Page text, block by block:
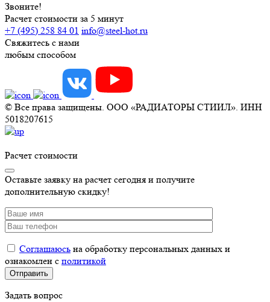
Звоните!
Расчет стоимости за 5 минут
+7 (495) 258 84 01 info@steel-hot.ru
Свяжитесь с нами
любым способом
© Все права защищены. ООО «РАДИАТОРЫ СТИИЛ». ИНН
5018207615
Расчет стоимости
Оставьте заявку на расчет сегодня и получите
дополнительную скидку!
Соглашаюсь на обработку персональных данных и
ознакомлен с политикой
Задать вопрос